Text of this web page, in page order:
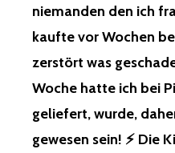
,
!
niemanden den ich
kaufte vor Wochen
zerstört was
Woche hatte ich bei
geliefert, wurde,
gewesen sein! ⚡️ Die